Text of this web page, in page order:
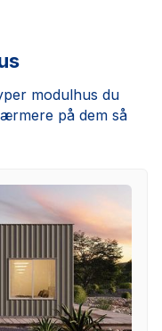
modulhus du
på dem så